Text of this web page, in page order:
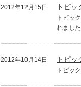
2012年12月15日 トピ
トピッ
れまし
2012年10月14日 トピ
トピッ